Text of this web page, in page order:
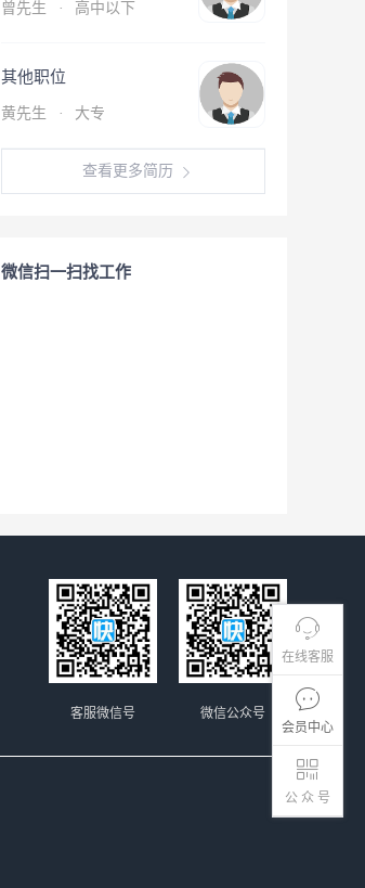
在线客服
会员中心
公 众 号
曾先生 · 高中以下
其他职位
黄先生 · 大专
查看更多简历
微信扫一扫找工作
微信公众号
客服微信号